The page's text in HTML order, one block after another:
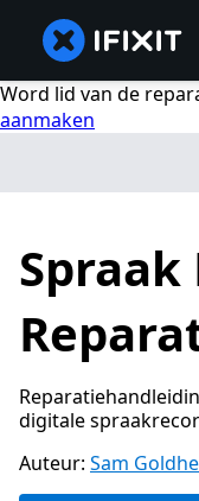
Word lid van de
aanmaken
Spraak
digitale
Auteur: Sam